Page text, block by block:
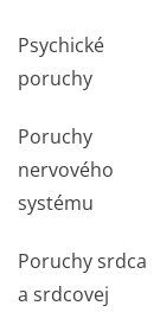
Psychické
poruchy
Poruchy
nervového
systému
Poruchy srdca
a srdcovej